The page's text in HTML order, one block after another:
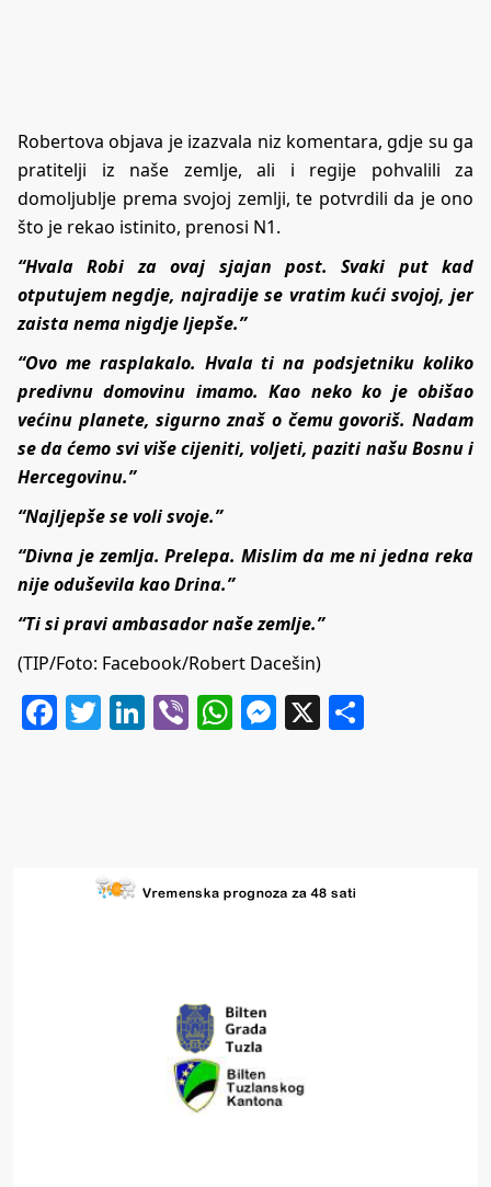
Robertova objava je izazvala niz komentara, gdje su ga
pratitelji iz naše zemlje, ali i regije pohvalili za
domoljublje prema svojoj zemlji, te potvrdili da je ono
što je rekao istinito, prenosi N1.
“Hvala Robi za ovaj sjajan post. Svaki put kad
otputujem negdje, najradije se vratim kući svojoj, jer
zaista nema nigdje ljepše.”
“Ovo me rasplakalo. Hvala ti na podsjetniku koliko
predivnu domovinu imamo. Kao neko ko je obišao
većinu planete, sigurno znaš o čemu govoriš. Nadam
se da ćemo svi više cijeniti, voljeti, paziti našu Bosnu i
Hercegovinu.”
“Najljepše se voli svoje.”
“Divna je zemlja. Prelepa. Mislim da me ni jedna reka
nije oduševila kao Drina.”
“Ti si pravi ambasador naše zemlje.”
(TIP/Foto: Facebook/Robert Dacešin)
Facebook
Twitter
LinkedIn
ViberWhatsApp
Messenger
X